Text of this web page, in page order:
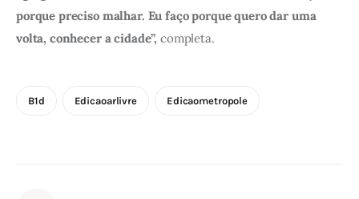
porque preciso malhar. Eu faço porque quero dar uma
volta, conhecer a cidade”, completa.
B1d Edicaoarlivre Edicaometropole